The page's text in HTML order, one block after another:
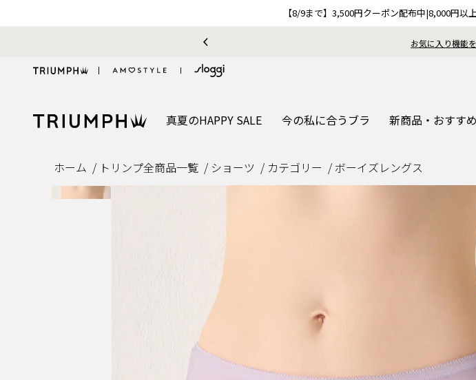
【8/9まで】3,500円クーポン配布中|8,000円
お気に入り機能をご利用の
真夏のHAPPY SALE 今の私に合うブラ 新商品・おすすめ
ホーム トリンプ全商品一覧 ショーツ カテゴリー ボーイズレングス